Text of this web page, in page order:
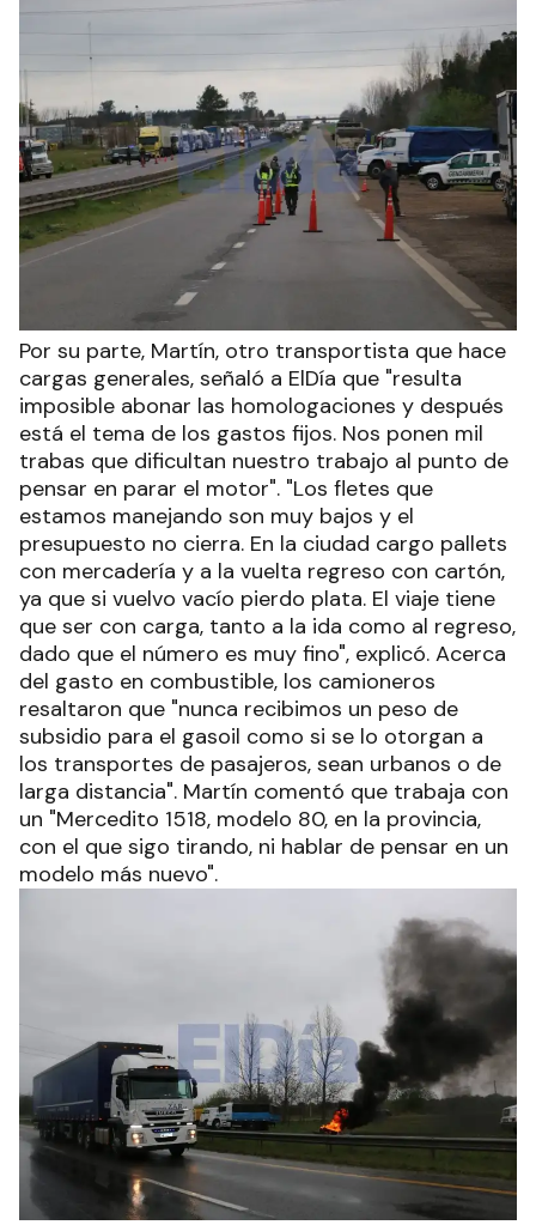
Por su parte, Martín, otro transportista que hace
cargas generales, señaló a ElDía que "resulta
imposible abonar las homologaciones y después
está el tema de los gastos fijos. Nos ponen mil
trabas que dificultan nuestro trabajo al punto de
pensar en parar el motor". "Los fletes que
estamos manejando son muy bajos y el
presupuesto no cierra. En la ciudad cargo pallets
con mercadería y a la vuelta regreso con cartón,
ya que si vuelvo vacío pierdo plata. El viaje tiene
que ser con carga, tanto a la ida como al regreso,
dado que el número es muy fino", explicó. Acerca
del gasto en combustible, los camioneros
resaltaron que "nunca recibimos un peso de
subsidio para el gasoil como si se lo otorgan a
los transportes de pasajeros, sean urbanos o de
larga distancia". Martín comentó que trabaja con
un "Mercedito 1518, modelo 80, en la provincia,
con el que sigo tirando, ni hablar de pensar en un
modelo más nuevo".